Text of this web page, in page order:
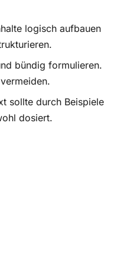
logisch aufbauen
bündig formulieren.
sollte durch Beispiele
dosiert.